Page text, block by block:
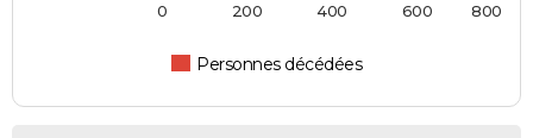
Personnes décédées
0 200 400 600 800